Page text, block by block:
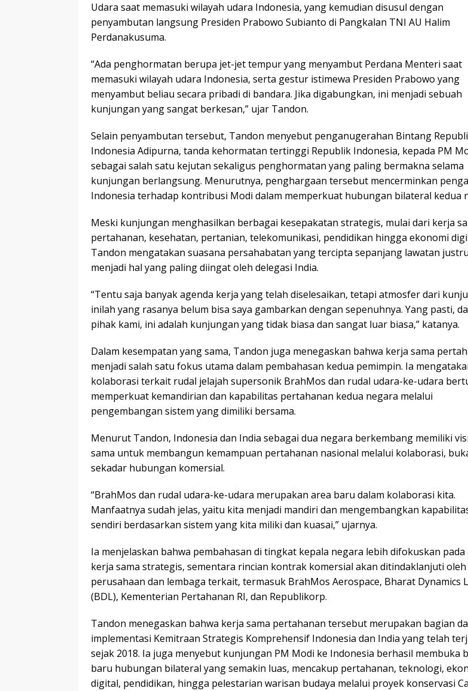
Udara saat memasuki wilayah udara Indonesia, yang kemudian disusul dengan
penyambutan langsung Presiden Prabowo Subianto di Pangkalan TNI AU Halim
Perdanakusuma.
“Ada penghormatan berupa jet-jet tempur yang menyambut Perdana Menteri saat
memasuki wilayah udara Indonesia, serta gestur istimewa Presiden Prabowo yang
menyambut beliau secara pribadi di bandara. Jika digabungkan, ini menjadi sebuah
kunjungan yang sangat berkesan,” ujar Tandon.
Selain penyambutan tersebut, Tandon menyebut penganugerahan Bintang
Indonesia Adipurna, tanda kehormatan tertinggi Republik Indonesia, kepada PM
sebagai salah satu kejutan sekaligus penghormatan yang paling bermakna selama
kunjungan berlangsung. Menurutnya, penghargaan tersebut mencerminkan
Indonesia terhadap kontribusi Modi dalam memperkuat hubungan bilateral kedua
Meski kunjungan menghasilkan berbagai kesepakatan strategis, mulai dari kerja
pertahanan, kesehatan, pertanian, telekomunikasi, pendidikan hingga ekonomi
Tandon mengatakan suasana persahabatan yang tercipta sepanjang lawatan justru
menjadi hal yang paling diingat oleh delegasi India.
“Tentu saja banyak agenda kerja yang telah diselesaikan, tetapi atmosfer dari
inilah yang rasanya belum bisa saya gambarkan dengan sepenuhnya. Yang pasti,
pihak kami, ini adalah kunjungan yang tidak biasa dan sangat luar biasa,” katanya.
Dalam kesempatan yang sama, Tandon juga menegaskan bahwa kerja sama
menjadi salah satu fokus utama dalam pembahasan kedua pemimpin. Ia
kolaborasi terkait rudal jelajah supersonik BrahMos dan rudal udara-ke-udara
memperkuat kemandirian dan kapabilitas pertahanan kedua negara melalui
pengembangan sistem yang dimiliki bersama.
Menurut Tandon, Indonesia dan India sebagai dua negara berkembang memiliki
sama untuk membangun kemampuan pertahanan nasional melalui kolaborasi,
sekadar hubungan komersial.
“BrahMos dan rudal udara-ke-udara merupakan area baru dalam kolaborasi kita.
Manfaatnya sudah jelas, yaitu kita menjadi mandiri dan mengembangkan
sendiri berdasarkan sistem yang kita miliki dan kuasai,” ujarnya.
Ia menjelaskan bahwa pembahasan di tingkat kepala negara lebih difokuskan pada
kerja sama strategis, sementara rincian kontrak komersial akan ditindaklanjuti oleh
perusahaan dan lembaga terkait, termasuk BrahMos Aerospace, Bharat Dynamics
(BDL), Kementerian Pertahanan RI, dan Republikorp.
Tandon menegaskan bahwa kerja sama pertahanan tersebut merupakan bagian
implementasi Kemitraan Strategis Komprehensif Indonesia dan India yang telah
sejak 2018. Ia juga menyebut kunjungan PM Modi ke Indonesia berhasil membuka
baru hubungan bilateral yang semakin luas, mencakup pertahanan, teknologi,
digital, pendidikan, hingga pelestarian warisan budaya melalui proyek konservasi